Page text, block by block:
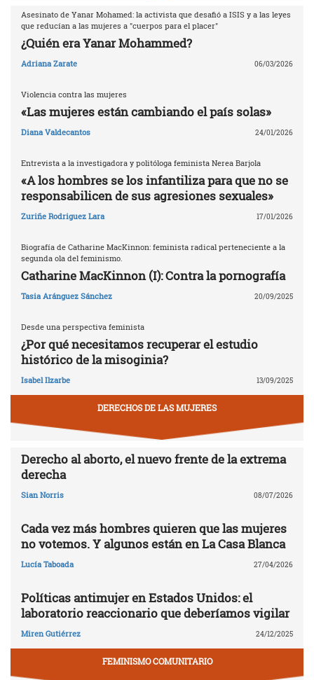
Asesinato de Yanar Mohamed: la activista que desafió a ISIS y a las leyes
que reducían a las mujeres a "cuerpos para el placer"
¿Quién era Yanar Mohammed?
Adriana Zarate 06/03/2026
Violencia contra las mujeres
«Las mujeres están cambiando el país solas»
Diana Valdecantos 24/01/2026
Entrevista a la investigadora y politóloga feminista Nerea Barjola
«A los hombres se los infantiliza para que no se
responsabilicen de sus agresiones sexuales»
Zuriñe Rodriguez Lara 17/01/2026
Biografía de Catharine MacKinnon: feminista radical perteneciente a la
segunda ola del feminismo.
Catharine MacKinnon (I): Contra la pornografía
Tasia Aránguez Sánchez 20/09/2025
Desde una perspectiva feminista
¿Por qué necesitamos recuperar el estudio
histórico de la misoginia?
Isabel Ilzarbe 13/09/2025
DERECHOS DE LAS MUJERES
Derecho al aborto, el nuevo frente de la extrema
derecha
Sian Norris 08/07/2026
Cada vez más hombres quieren que las mujeres
no votemos. Y algunos están en La Casa Blanca
Lucía Taboada 27/04/2026
Políticas antimujer en Estados Unidos: el
laboratorio reaccionario que deberíamos vigilar
Miren Gutiérrez 24/12/2025
FEMINISMO COMUNITARIO